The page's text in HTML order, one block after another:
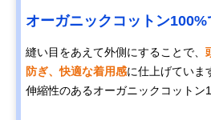
オーガニックコットン
縫い目をあえて外側にすることで、
防ぎ、快適な着用感に仕上げていま
伸縮性のあるオーガニックコットン